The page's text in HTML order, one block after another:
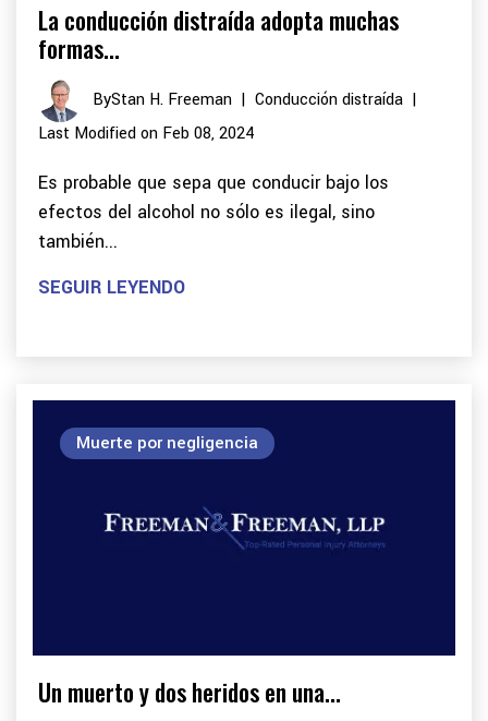
La conducción distraída adopta muchas
formas...
ByStan H. Freeman | Conducción distraída |
Last Modified on Feb 08, 2024
Es probable que sepa que conducir bajo los
efectos del alcohol no sólo es ilegal, sino
también...
SEGUIR LEYENDO
Un muerto y dos heridos en una...
Muerte por negligencia